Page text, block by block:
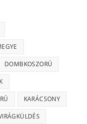
DOMBKOSZORÚ
KARÁCSONY